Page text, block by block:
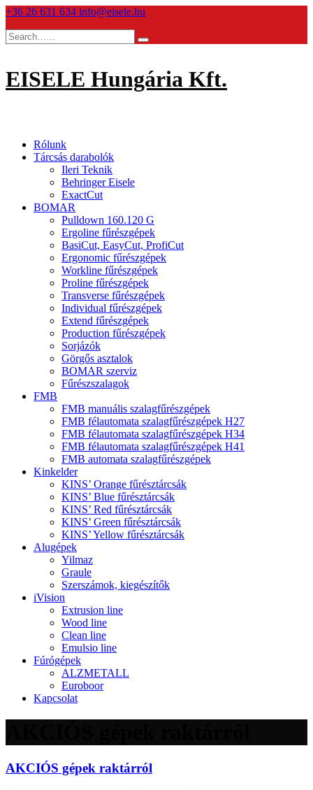
Skip
content
+36 26 631 634 info@eisele.hu
EISELE Hungária Kft.
Rólunk
Tárcsás darabolók
Ileri Teknik
Behringer Eisele
ExactCut
BOMAR
Pulldown 160.120 G
Ergoline fűrészgépek
BasiCut, EasyCut, ProfiCut
Ergonomic fűrészgépek
Workline fűrészgépek
Proline fűrészgépek
Transverse fűrészgépek
Individual fűrészgépek
Extend fűrészgépek
Production fűrészgépek
Sorjázók
Görgős asztalok
BOMAR szerviz
Fűrészszalagok
FMB
FMB manuális szalagfűrészgépek
FMB félautomata szalagfűrészgépek H27
FMB félautomata szalagfűrészgépek H34
FMB félautomata szalagfűrészgépek H41
FMB automata szalagfűrészgépek
Kinkelder
KINS’ Orange fűrésztárcsák
KINS’ Blue fűrésztárcsák
KINS’ Red fűrésztárcsák
KINS’ Green fűrésztárcsák
KINS’ Yellow fűrésztárcsák
Alugépek
Yilmaz
Graule
Szerszámok, kiegészítők
iVision
Extrusion line
Wood line
Clean line
Emulsio line
Fúrógépek
ALZMETALL
Euroboor
Kapcsolat
AKCIÓS gépek raktárról